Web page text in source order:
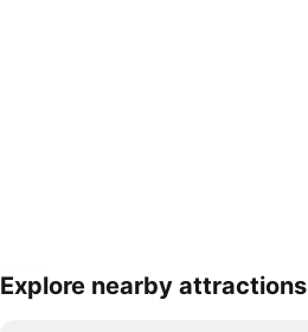
Explore nearby attractions